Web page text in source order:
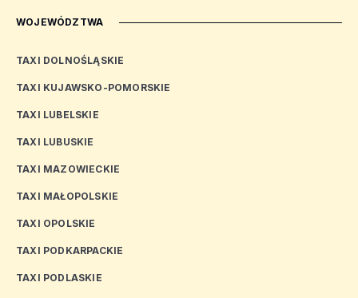
WOJEWÓDZTWA
TAXI DOLNOŚLĄSKIE
TAXI KUJAWSKO-POMORSKIE
TAXI LUBELSKIE
TAXI LUBUSKIE
TAXI MAZOWIECKIE
TAXI MAŁOPOLSKIE
TAXI OPOLSKIE
TAXI PODKARPACKIE
TAXI PODLASKIE